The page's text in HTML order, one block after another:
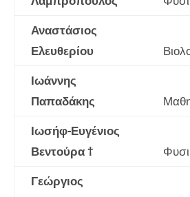
Αναστάσιος
Ελευθερίου
Ιωάννης
Παπαδάκης
Ιωσήφ-Ευγένιος
Βεντούρα †
Γεώργιος